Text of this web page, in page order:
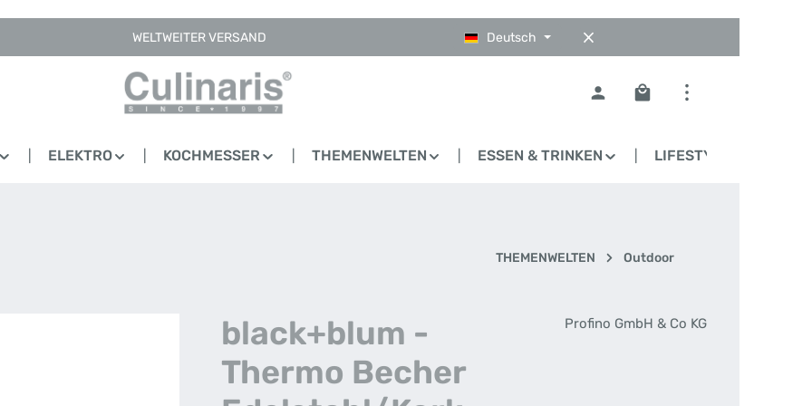
WELTWEITER VERSAND Deutsch
Warenkorb enthält 0
ELEKTRO KOCHMESSER THEMENWELTEN ESSEN & TRINKEN LIFESTYLE
THEMENWELTEN Outdoor
Profino GmbH & Co KG
black+blum -
Thermo Becher